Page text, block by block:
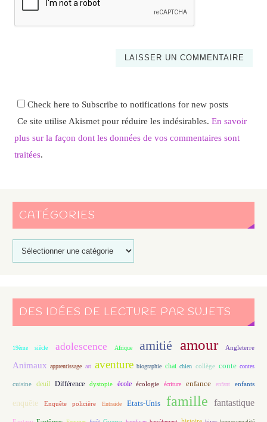
Check here to Subscribe to notifications for new posts
Ce site utilise Akismet pour réduire les indésirables. En savoir
plus sur la façon dont les données de vos commentaires sont
traitées.
CATÉGORIES
DES IDÉES DE LECTURE PAR SUJETS
19ème siècle adolescence Afrique amitié amour Angleterre
Animaux apprentissage art aventure biographie chat chien collège conte contes
cuisine deuil Différence dystopie école écologie écriture enfance enfant enfants
enquête Enquête policière Entraide Etats-Unis famille fantastique